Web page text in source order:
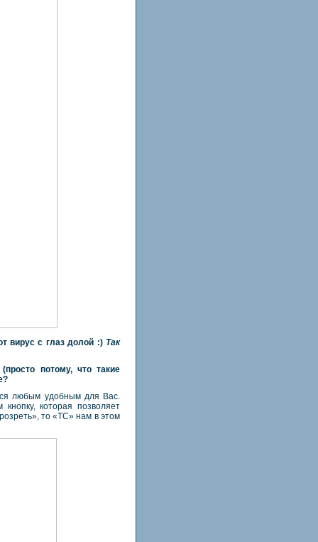
вирус с глаз долой :) Так
потому, что такие
любым удобным для Вас.
которая позволяет
то «TC» нам в этом